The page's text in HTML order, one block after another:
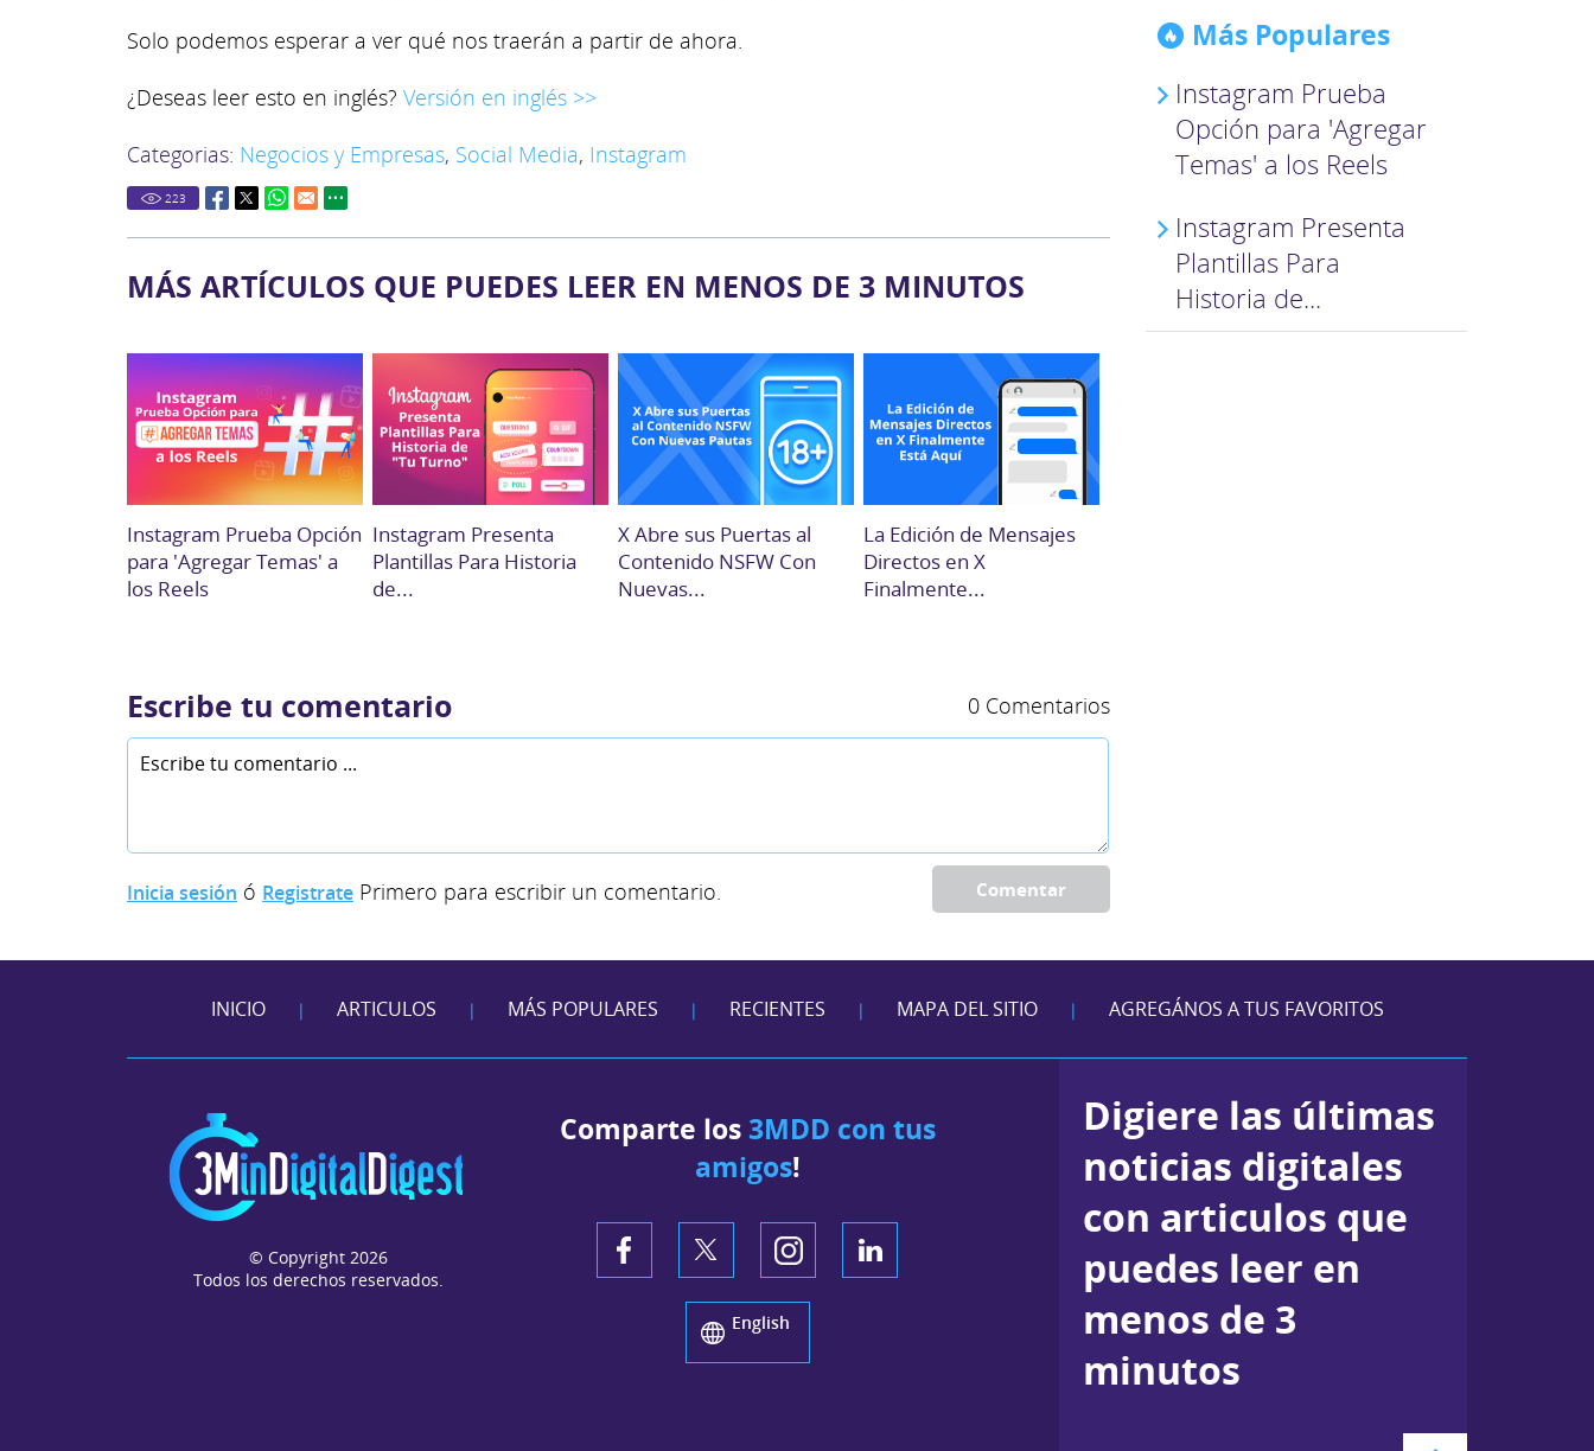
Solo podemos esperar a ver qué nos traerán a partir de ahora.
¿Deseas leer esto en inglés? Versión en inglés >>
Categorias: Negocios y Empresas, Social Media, Instagram
223
MÁS ARTÍCULOS QUE PUEDES LEER EN MENOS DE 3 MINUTOS
Instagram Prueba Opción
para 'Agregar Temas' a
los Reels
Instagram Presenta
Plantillas Para Historia
de...
X Abre sus Puertas al
Contenido NSFW Con
Nuevas...
La Edición de Mensajes
Directos en X
Finalmente...
Escribe tu comentario 0 Comentarios
Comentar
Inicia sesión ó Registrate Primero para escribir un comentario.
Más Populares
Instagram Prueba
Opción para 'Agregar
Temas' a los Reels
Instagram Presenta
Plantillas Para
Historia de...
INICIO | ARTICULOS | MÁS POPULARES | RECIENTES | MAPA DEL SITIO | AGREGÁNOS A TUS FAVORITOS
Comparte los 3MDD con tus
amigos!
English
Digiere las últimas
noticias digitales
con articulos que
puedes leer en
menos de 3
minutos
© Copyright 2026
Todos los derechos reservados.